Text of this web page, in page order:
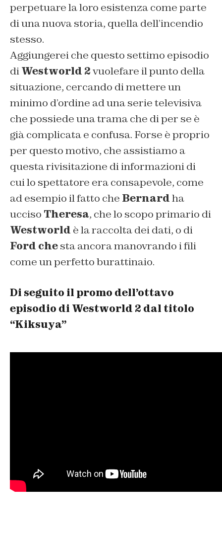
perpetuare la loro esistenza come parte
di una nuova storia, quella dell’incendio
stesso.
Aggiungerei che questo settimo episodio
diWestworld 2vuolefare il punto della
situazione, cercando di mettere un
minimo d’ordine ad una serie televisiva
che possiede una trama che di per se è
già complicata e confusa. Forse è proprio
per questo motivo, che assistiamo a
questa rivisitazione di informazioni di
cui lo spettatore era consapevole, come
ad esempio il fatto che Bernardha
ucciso Theresa, che lo scopo primario di
Westworld è la raccolta dei dati, o di
Ford chesta ancora manovrando i fili
come un perfetto burattinaio.
Di seguito il promo dell’ottavo
episodio di Westworld 2 dal titolo
“Kiksuya”